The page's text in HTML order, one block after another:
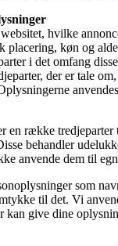
hvilke
placering, køn og
i det omfang
der er tale
en række tredjeparter
behandler
anvende dem til
som
til det. Vi
kan give dine